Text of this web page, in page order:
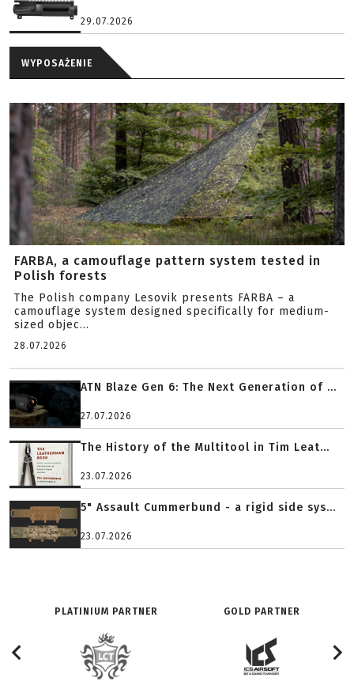
29.07.2026
WYPOSAŻENIE
FARBA, a camouflage pattern system tested in
Polish forests
The Polish company Lesovik presents FARBA – a
camouflage system designed specifically for medium-
sized objec...
28.07.2026
ATN Blaze Gen 6: The Next Generation of ...
27.07.2026
The History of the Multitool in Tim Leat...
23.07.2026
5" Assault Cummerbund - a rigid side sys...
23.07.2026
PLATINIUM PARTNER GOLD PARTNER